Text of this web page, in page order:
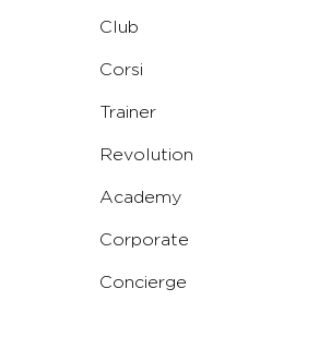
Club
Corsi
Trainer
Revolution
Academy
Corporate
Concierge